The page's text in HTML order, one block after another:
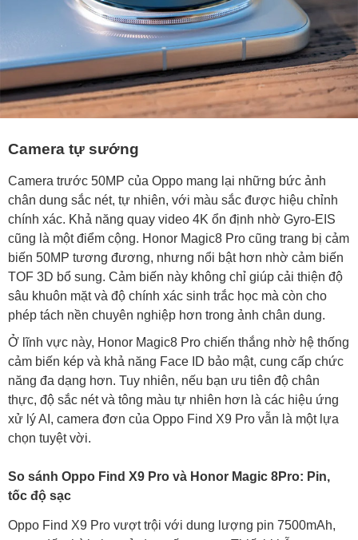
Camera tự sướng
Camera trước 50MP của Oppo mang lại những bức ảnh
chân dung sắc nét, tự nhiên, với màu sắc được hiệu chỉnh
chính xác. Khả năng quay video 4K ổn định nhờ Gyro-EIS
cũng là một điểm cộng. Honor Magic8 Pro cũng trang bị cảm
biến 50MP tương đương, nhưng nổi bật hơn nhờ cảm biến
TOF 3D bổ sung. Cảm biến này không chỉ giúp cải thiện độ
sâu khuôn mặt và độ chính xác sinh trắc học mà còn cho
phép tách nền chuyên nghiệp hơn trong ảnh chân dung.
Ở lĩnh vực này, Honor Magic8 Pro chiến thắng nhờ hệ thống
cảm biến kép và khả năng Face ID bảo mật, cung cấp chức
năng đa dạng hơn. Tuy nhiên, nếu bạn ưu tiên độ chân
thực, độ sắc nét và tông màu tự nhiên hơn là các hiệu ứng
xử lý AI, camera đơn của Oppo Find X9 Pro vẫn là một lựa
chọn tuyệt vời.
So sánh Oppo Find X9 Pro và Honor Magic 8Pro: Pin,
tốc độ sạc
Oppo Find X9 Pro vượt trội với dung lượng pin 7500mAh,